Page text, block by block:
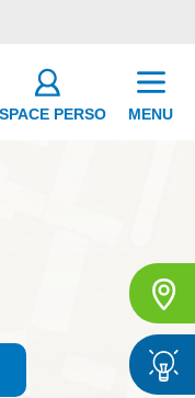
PERSO MENU